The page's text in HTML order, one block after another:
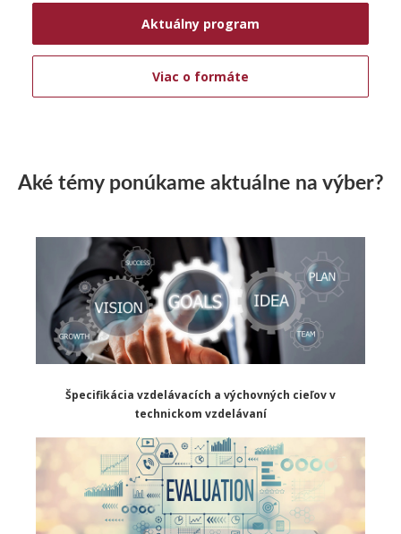
Aktuálny program
Viac o formáte
Aké témy ponúkame aktuálne na výber?
Špecifikácia vzdelávacích a výchovných cieľov v
technickom vzdelávaní